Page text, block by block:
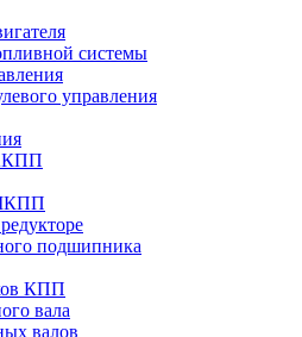
системы
управления
подшипника
КПП
вала
валов